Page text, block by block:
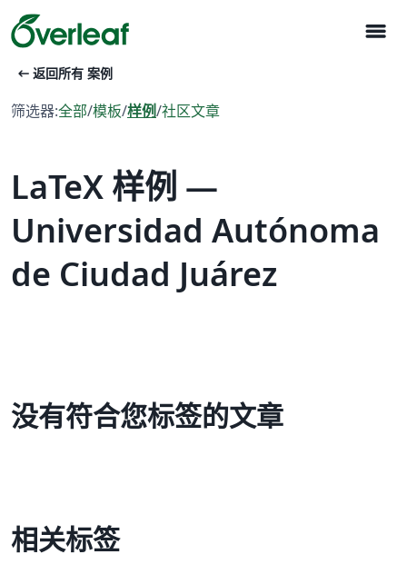
menu
arrow_left_alt 返回所有 案例
筛选器:全部/模板/样例/社区文章
LaTeX 样例 —
Universidad Autónoma
de Ciudad Juárez
没有符合您标签的文章
相关标签